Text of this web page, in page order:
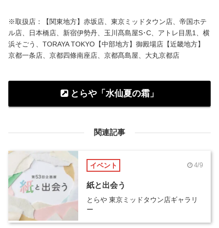
※取扱店：【関東地方】赤坂店、東京ミッドタウン店、帝国ホテ
ル店、日本橋店、新宿伊勢丹、玉川髙島屋S･C、アトレ目黒1、横
浜そごう、TORAYA TOKYO【中部地方】御殿場店【近畿地方】
京都一条店、京都四條南座店、京都髙島屋、大丸京都店
とらや「水仙夏の霜」
関連記事
イベント 4/9
紙と出会う
とらや 東京ミッドタウン店ギャラリ
ー